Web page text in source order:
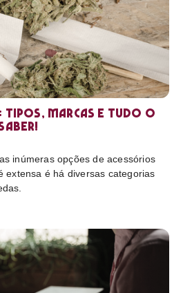
tipos, marcas e tudo o
inúmeras opções de acessórios
extensa é há diversas categorias